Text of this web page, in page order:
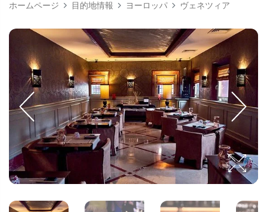
ホームページ 目的地情報 ヨーロッパ ヴェネツィア